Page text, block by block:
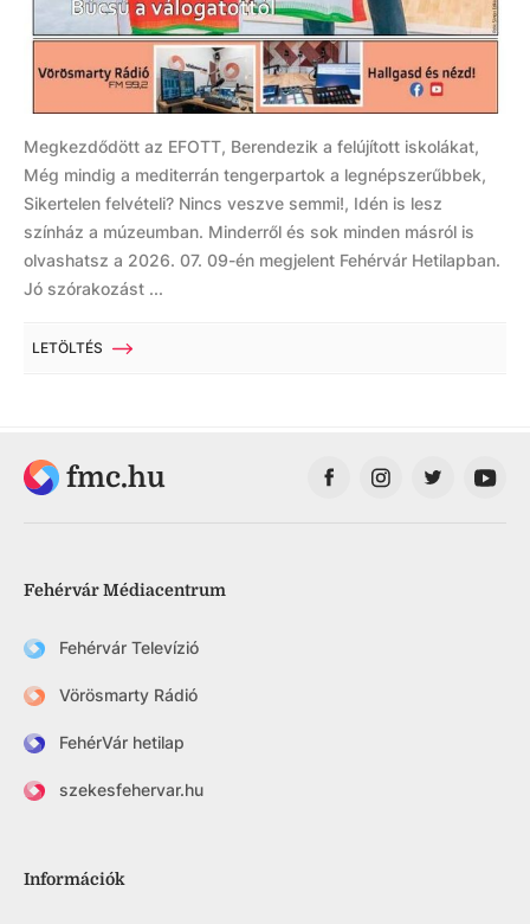
Megkezdődött az EFOTT, Berendezik a felújított iskolákat,
Még mindig a mediterrán tengerpartok a legnépszerűbbek,
Sikertelen felvételi? Nincs veszve semmi!, Idén is lesz
színház a múzeumban. Minderről és sok minden másról is
olvashatsz a 2026. 07. 09-én megjelent Fehérvár Hetilapban.
Jó szórakozást ...
LETÖLTÉS
fmc.hu
Fehérvár Médiacentrum
Fehérvár Televízió
Vörösmarty Rádió
FehérVár hetilap
szekesfehervar.hu
Információk